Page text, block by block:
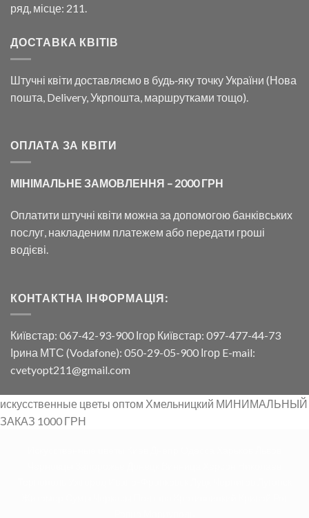
ряд, місце: 211.
ДОСТАВКА КВІТІВ
Штучні квіти доставляємо в будь‑яку точку України (Нова
пошта, Delivery, Укрпошта, маршрутками тощо).
ОПЛАТА ЗА КВІТИ
МІНІМАЛЬНЕ ЗАМОВЛЕННЯ – 2000 ГРН
Оплатити штучні квіти можна за допомогою банківських
послуг, накладеним платежем або передати гроші
водієві.
КОНТАКТНА ІНФОРМАЦІЯ:
Київстар: 067-42-93-900 Ігор Київстар: 097-477-44-73
Ірина МТС (Vodafone): 050-29-05-900 Ігор E-mail:
cvetyopt211@gmail.com
искусственные цветы оптом Хмельницкий МИНИМАЛЬНЫЙ
ЗАКАЗ 1000 ГРН